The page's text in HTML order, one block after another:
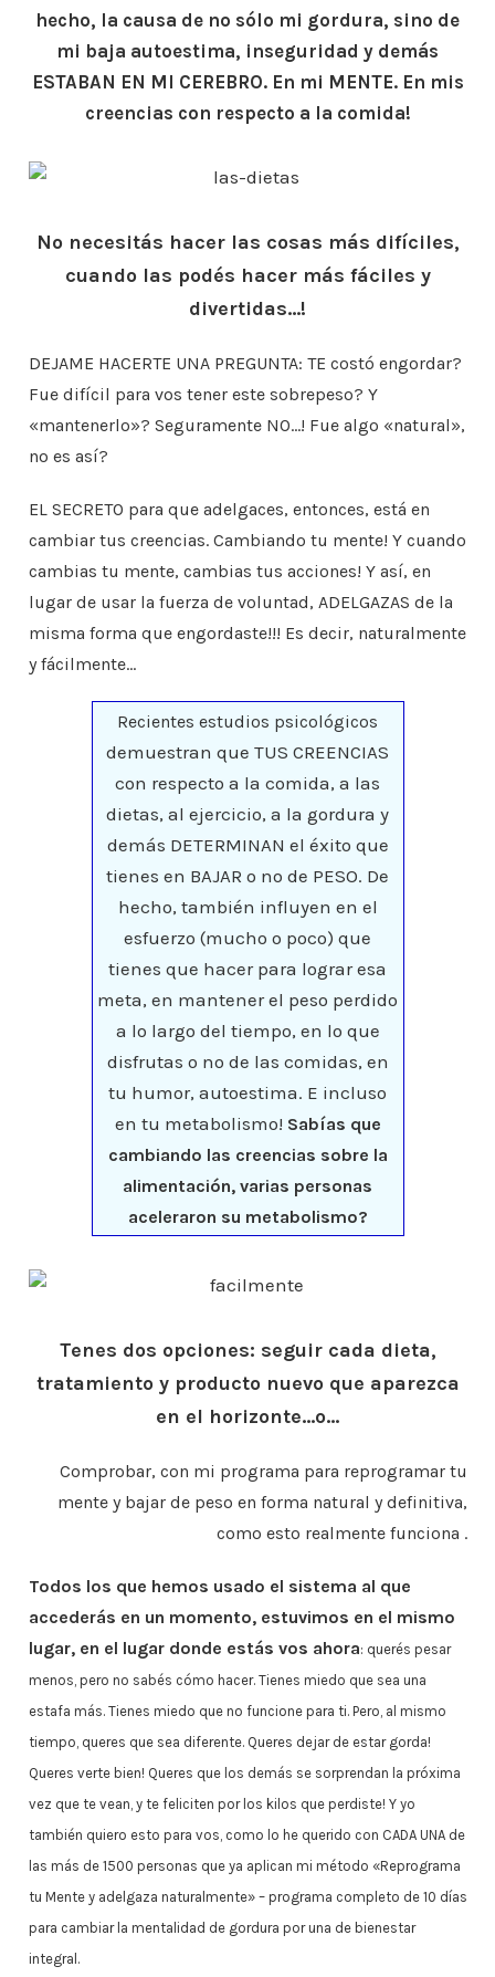
hecho, la causa de no sólo mi gordura, sino de
mi baja autoestima, inseguridad y demás
ESTABAN EN MI CEREBRO. En mi MENTE. En mis
creencias con respecto a la comida!
No necesitás hacer las cosas más difíciles,
cuando las podés hacer más fáciles y
divertidas…!
DEJAME HACERTE UNA PREGUNTA: TE costó engordar?
Fue difícil para vos tener este sobrepeso? Y
«mantenerlo»? Seguramente NO…! Fue algo «natural»,
no es así?
EL SECRETO para que adelgaces, entonces, está en
cambiar tus creencias. Cambiando tu mente! Y cuando
cambias tu mente, cambias tus acciones! Y así, en
lugar de usar la fuerza de voluntad, ADELGAZAS de la
misma forma que engordaste!!! Es decir, naturalmente
y fácilmente…
Recientes estudios psicológicos
demuestran que TUS CREENCIAS
con respecto a la comida, a las
dietas, al ejercicio, a la gordura y
demás DETERMINAN el éxito que
tienes en BAJAR o no de PESO. De
hecho, también influyen en el
esfuerzo (mucho o poco) que
tienes que hacer para lograr esa
meta, en mantener el peso perdido
a lo largo del tiempo, en lo que
disfrutas o no de las comidas, en
tu humor, autoestima. E incluso
en tu metabolismo! Sabías que
cambiando las creencias sobre la
alimentación, varias personas
aceleraron su metabolismo?
Tenes dos opciones: seguir cada dieta,
tratamiento y producto nuevo que aparezca
en el horizonte…o…
Comprobar, con mi programa para reprogramar tu
mente y bajar de peso en forma natural y definitiva,
como esto realmente funciona .
Todos los que hemos usado el sistema al que
accederás en un momento, estuvimos en el mismo
lugar, en el lugar donde estás vos ahora: querés pesar
menos, pero no sabés cómo hacer. Tienes miedo que sea una
estafa más. Tienes miedo que no funcione para ti. Pero, al mismo
tiempo, queres que sea diferente. Queres dejar de estar gorda!
Queres verte bien! Queres que los demás se sorprendan la próxima
vez que te vean, y te feliciten por los kilos que perdiste! Y yo
también quiero esto para vos, como lo he querido con CADA UNA de
las más de 1500 personas que ya aplican mi método «Reprograma
tu Mente y adelgaza naturalmente» – programa completo de 10 días
para cambiar la mentalidad de gordura por una de bienestar
integral.